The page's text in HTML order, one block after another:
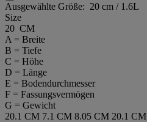
Ausgewählte Größe: 20 cm / 1.6L
Size
20 CM
A = Breite
B = Tiefe
C = Höhe
D = Länge
E = Bodendurchmesser
F = Fassungsvermögen
G = Gewicht
20.1 CM 7.1 CM 8.05 CM 20.1 CM